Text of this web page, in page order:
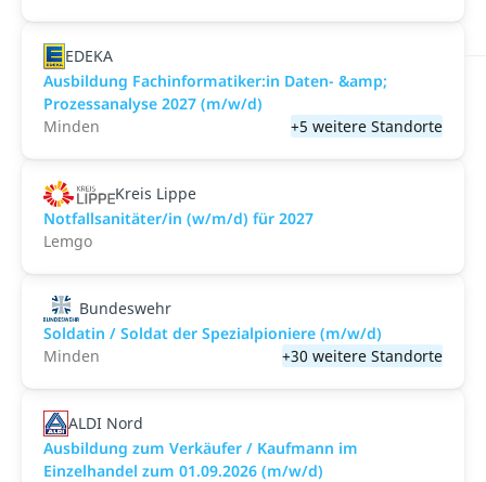
EDEKA
Ausbildung Fachinformatiker:in Daten- &amp;
Prozessanalyse 2027 (m/w/d)
Minden
+5 weitere Standorte
Kreis Lippe
Notfallsanitäter/in (w/m/d) für 2027
Lemgo
Bundeswehr
Soldatin / Soldat der Spezialpioniere (m/w/d)
Minden
+30 weitere Standorte
ALDI Nord
Ausbildung zum Verkäufer / Kaufmann im
Einzelhandel zum 01.09.2026 (m/w/d)